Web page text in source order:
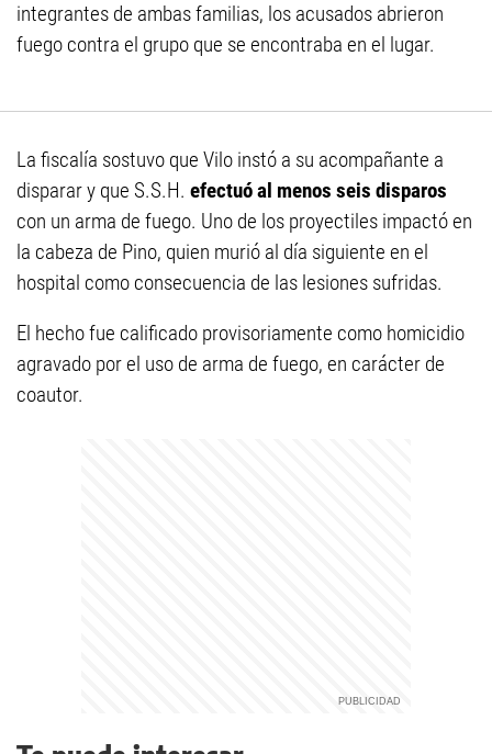
integrantes de ambas familias, los acusados abrieron
fuego contra el grupo que se encontraba en el lugar.
La fiscalía sostuvo que Vilo instó a su acompañante a
disparar y que S.S.H. efectuó al menos seis disparos
con un arma de fuego. Uno de los proyectiles impactó en
la cabeza de Pino, quien murió al día siguiente en el
hospital como consecuencia de las lesiones sufridas.
El hecho fue calificado provisoriamente como homicidio
agravado por el uso de arma de fuego, en carácter de
coautor.